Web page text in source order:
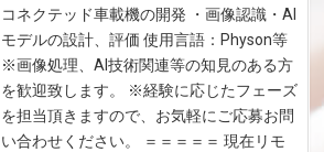
コネクテッド車載機の開発 ・画像認識・AI
モデルの設計、評価 使用言語：Physon等
※画像処理、AI技術関連等の知見のある方
を歓迎致します。 ※経験に応じたフェーズ
を担当頂きますので、お気軽にご応募お問
い合わせください。 ＝＝＝＝＝ 現在リモ